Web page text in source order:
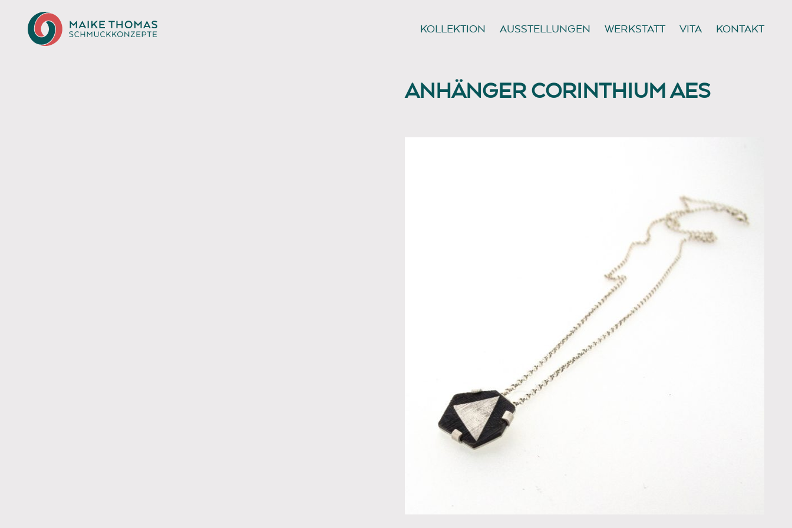
KOLLEKTION AUSSTELLUNGEN WERKSTATT VITA KONTAKT
ANHÄNGER CORINTHIUM AES